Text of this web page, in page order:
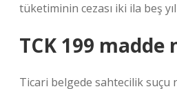
tüketiminin cezası iki ila beş
TCK 199 madde
Ticari belgede sahtecilik suçu